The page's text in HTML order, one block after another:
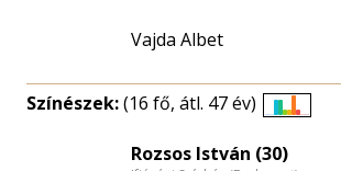
Vajda Albet
Színészek:(16 fő, átl. 47 év)
eloszlás
Rozsos István (30)